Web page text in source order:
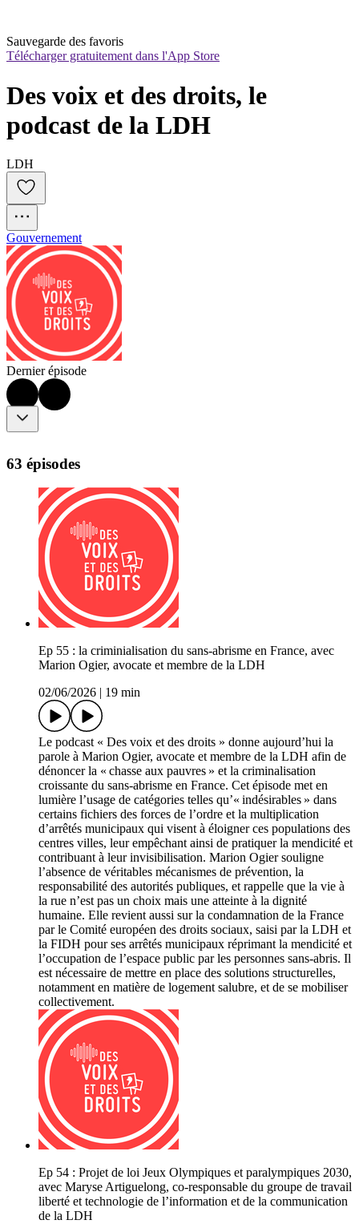
Sauvegarde des favoris
Télécharger gratuitement dans l'App Store
Des voix et des droits, le
podcast de la LDH
LDH
Gouvernement
Dernier épisode
63 épisodes
Ep 55 : la criminialisation du sans-abrisme en France, avec
Marion Ogier, avocate et membre de la LDH
02/06/2026
19 min
Le podcast « Des voix et des droits » donne aujourd’hui la
parole à Marion Ogier, avocate et membre de la LDH afin de
dénoncer la « chasse aux pauvres » et la criminalisation
croissante du sans-abrisme en France. Cet épisode met en
lumière l’usage de catégories telles qu’« indésirables » dans
certains fichiers des forces de l’ordre et la multiplication
d’arrêtés municipaux qui visent à éloigner ces populations des
centres villes, leur empêchant ainsi de pratiquer la mendicité et
contribuant à leur invisibilisation. Marion Ogier souligne
l’absence de véritables mécanismes de prévention, la
responsabilité des autorités publiques, et rappelle que la vie à
la rue n’est pas un choix mais une atteinte à la dignité
humaine. Elle revient aussi sur la condamnation de la France
par le Comité européen des droits sociaux, saisi par la LDH et
la FIDH pour ses arrêtés municipaux réprimant la mendicité et
l’occupation de l’espace public par les personnes sans-abris. Il
est nécessaire de mettre en place des solutions structurelles,
notamment en matière de logement salubre, et de se mobiliser
collectivement.
Ep 54 : Projet de loi Jeux Olympiques et paralympiques 2030,
avec Maryse Artiguelong, co-responsable du groupe de travail
liberté et technologie de l’information et de la communication
de la LDH